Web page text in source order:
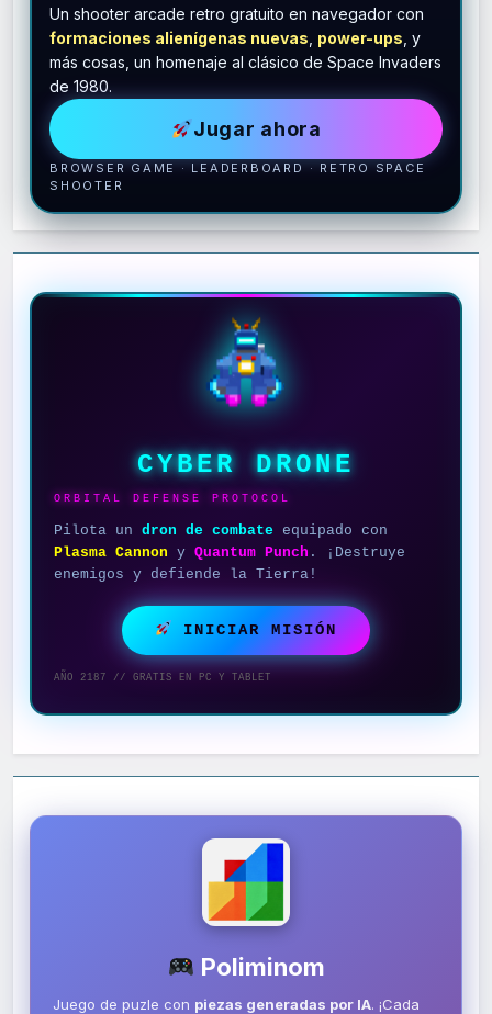
Un shooter arcade retro gratuito en navegador con
formaciones alienígenas nuevas power-ups , y
más cosas, un homenaje al clásico de Space Invaders
de 1980.
Jugar ahora
BROWSER GAME · LEADERBOARD · RETRO SPACE
SHOOTER
CYBER DRONE
ORBITAL DEFENSE PROTOCOL
Pilota un dron de combate equipado con
Plasma Cannon y Quantum Punch . ¡Destruye
enemigos y defiende la Tierra!
INICIAR MISIÓN
AÑO 2187 // GRATIS EN PC Y TABLET
Poliminom
Juego de puzle con piezas generadas por IA. ¡Cada